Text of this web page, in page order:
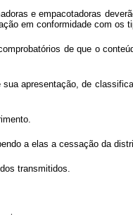
e empacotadoras
em conformidade com os
de que o
apresentação, de
a elas a cessação da
transmitidos.